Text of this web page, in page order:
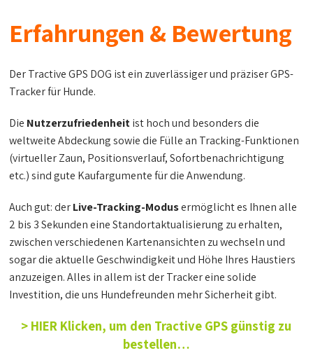
Erfahrungen & Bewertung
Der Tractive GPS DOG ist ein zuverlässiger und präziser GPS-
Tracker für Hunde.
Die Nutzerzufriedenheitist hoch und besonders die
weltweite Abdeckung sowie die Fülle an Tracking-Funktionen
(virtueller Zaun, Positionsverlauf, Sofortbenachrichtigung
etc.) sind gute Kaufargumente für die Anwendung.
Auch gut: derLive-Tracking-Modusermöglicht es Ihnen alle
2 bis 3 Sekunden eine Standortaktualisierung zu erhalten,
zwischen verschiedenen Kartenansichten zu wechseln und
sogar die aktuelle Geschwindigkeit und Höhe Ihres Haustiers
anzuzeigen. Alles in allem ist der Tracker eine solide
Investition, die uns Hundefreunden mehr Sicherheit gibt.
> HIER Klicken, um den Tractive GPS günstig zu
bestellen…